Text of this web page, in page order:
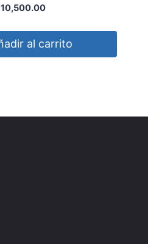
10,500.00
al carrito